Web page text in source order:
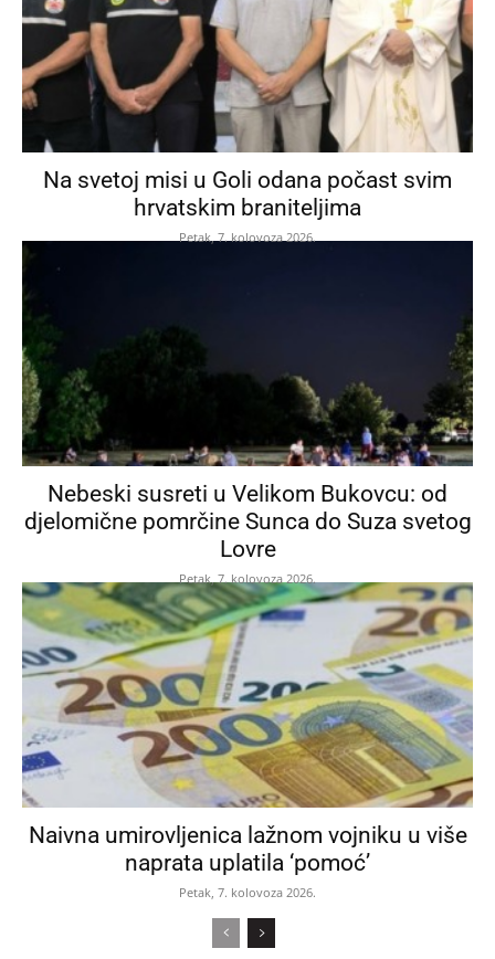
Na svetoj misi u Goli odana počast svim
hrvatskim braniteljima
Petak, 7. kolovoza 2026.
Nebeski susreti u Velikom Bukovcu: od
djelomične pomrčine Sunca do Suza svetog
Lovre
Petak, 7. kolovoza 2026.
Naivna umirovljenica lažnom vojniku u više
naprata uplatila ‘pomoć’
Petak, 7. kolovoza 2026.